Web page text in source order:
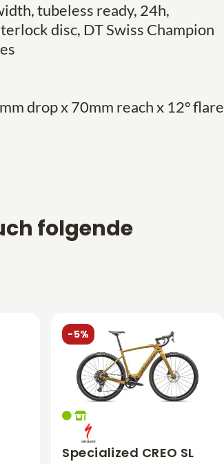
tubeless ready, 24h,
disc, DT Swiss Champion
drop x 70mm reach x 12º flare
folgende
-5%
Specialized CREO SL